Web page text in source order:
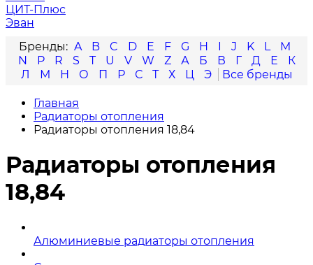
ЦИТ-Плюс
Эван
A
B C D E F G H I J K L
M
N
P R S T U V W Z А Б В Г Д Е
К
Л
М Н О П Р С Т Х Ц Э
Главная
Радиаторы отопления
Радиаторы отопления 18,84
Радиаторы отопления
18,84
Алюминиевые радиаторы отопления